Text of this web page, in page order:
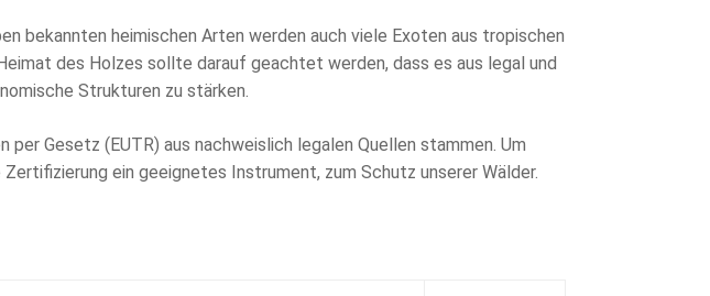
bekannten heimischen Arten werden auch viele Exoten aus tropischen
des Holzes sollte darauf geachtet werden, dass es aus legal und
Strukturen zu stärken.
Gesetz (EUTR) aus nachweislich legalen Quellen stammen. Um
ein geeignetes Instrument, zum Schutz unserer Wälder.